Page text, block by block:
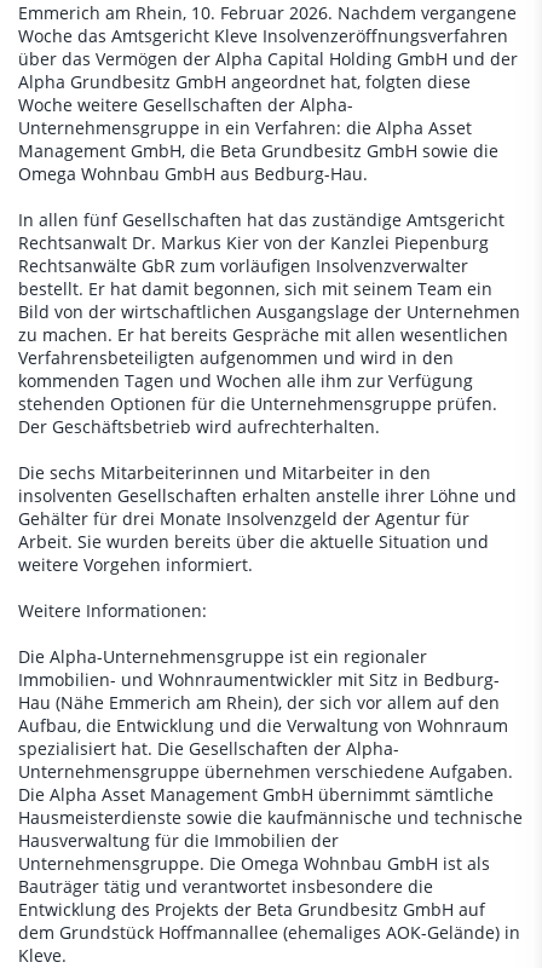
Emmerich am Rhein, 10. Februar 2026. Nachdem vergangene
Woche das Amtsgericht Kleve Insolvenzeröffnungsverfahren
über das Vermögen der Alpha Capital Holding GmbH und der
Alpha Grundbesitz GmbH angeordnet hat, folgten diese
Woche weitere Gesellschaften der Alpha-
Unternehmensgruppe in ein Verfahren: die Alpha Asset
Management GmbH, die Beta Grundbesitz GmbH sowie die
Omega Wohnbau GmbH aus Bedburg-Hau.
In allen fünf Gesellschaften hat das zuständige Amtsgericht
Rechtsanwalt Dr. Markus Kier von der Kanzlei Piepenburg
Rechtsanwälte GbR zum vorläufigen Insolvenzverwalter
bestellt. Er hat damit begonnen, sich mit seinem Team ein
Bild von der wirtschaftlichen Ausgangslage der Unternehmen
zu machen. Er hat bereits Gespräche mit allen wesentlichen
Verfahrensbeteiligten aufgenommen und wird in den
kommenden Tagen und Wochen alle ihm zur Verfügung
stehenden Optionen für die Unternehmensgruppe prüfen.
Der Geschäftsbetrieb wird aufrechterhalten.
Die sechs Mitarbeiterinnen und Mitarbeiter in den
insolventen Gesellschaften erhalten anstelle ihrer Löhne und
Gehälter für drei Monate Insolvenzgeld der Agentur für
Arbeit. Sie wurden bereits über die aktuelle Situation und
weitere Vorgehen informiert.
Weitere Informationen:
Die Alpha-Unternehmensgruppe ist ein regionaler
Immobilien- und Wohnraumentwickler mit Sitz in Bedburg-
Hau (Nähe Emmerich am Rhein), der sich vor allem auf den
Aufbau, die Entwicklung und die Verwaltung von Wohnraum
spezialisiert hat. Die Gesellschaften der Alpha-
Unternehmensgruppe übernehmen verschiedene Aufgaben.
Die Alpha Asset Management GmbH übernimmt sämtliche
Hausmeisterdienste sowie die kaufmännische und technische
Hausverwaltung für die Immobilien der
Unternehmensgruppe. Die Omega Wohnbau GmbH ist als
Bauträger tätig und verantwortet insbesondere die
Entwicklung des Projekts der Beta Grundbesitz GmbH auf
dem Grundstück Hoffmannallee (ehemaliges AOK-Gelände) in
Kleve.